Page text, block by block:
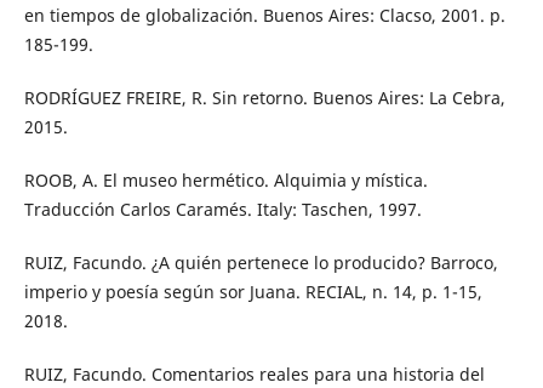
en tiempos de globalización. Buenos Aires: Clacso, 2001. p.
185-199.
RODRÍGUEZ FREIRE, R. Sin retorno. Buenos Aires: La Cebra,
2015.
ROOB, A. El museo hermético. Alquimia y mística.
Traducción Carlos Caramés. Italy: Taschen, 1997.
RUIZ, Facundo. ¿A quién pertenece lo producido? Barroco,
imperio y poesía según sor Juana. RECIAL, n. 14, p. 1-15,
2018.
RUIZ, Facundo. Comentarios reales para una historia del